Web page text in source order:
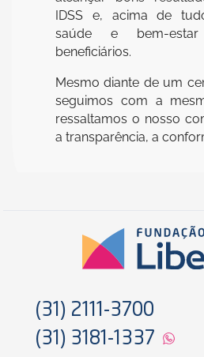
IDSS e, acima de
saúde e bem-
beneficiários.
Mesmo diante de um
seguimos com a
ressaltamos o nosso
a transparência, a
(31) 2111-3700
(31) 3181-1337